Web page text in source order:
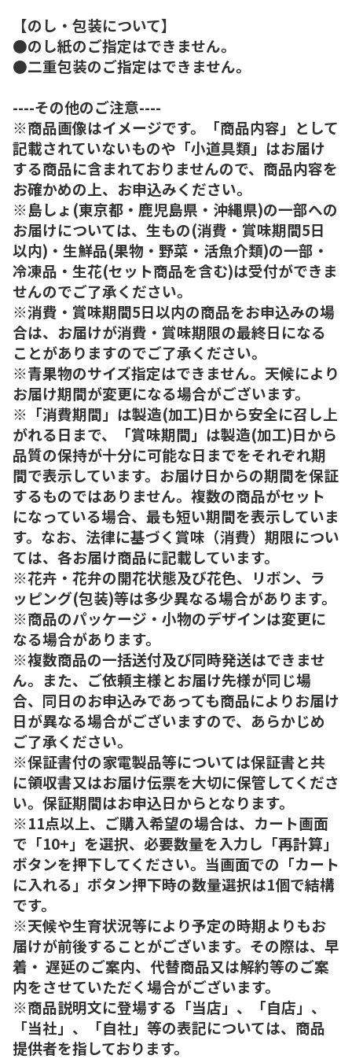
【のし・包装について】
●のし紙のご指定はできません。
●二重包装のご指定はできません。
----その他のご注意----
※商品画像はイメージです。「商品内容」として
記載されていないものや「小道具類」はお届け
する商品に含まれておりませんので、商品内容を
お確かめの上、お申込みください。
※島しょ(東京都・鹿児島県・沖縄県)の一部への
お届けについては、生もの(消費・賞味期間5日
以内)・生鮮品(果物・野菜・活魚介類)の一部・
冷凍品・生花(セット商品を含む)は受付ができま
せんのでご了承ください。
※消費・賞味期間5日以内の商品をお申込みの場
合は、お届けが消費・賞味期限の最終日になる
ことがありますのでご了承ください。
※青果物のサイズ指定はできません。天候により
お届け期間が変更になる場合がございます。
※「消費期間」は製造(加工)日から安全に召し上
がれる日まで、「賞味期間」は製造(加工)日から
品質の保持が十分に可能な日までをそれぞれ期
間で表示しています。お届け日からの期間を保証
するものではありません。複数の商品がセット
になっている場合、最も短い期間を表示していま
す。なお、法律に基づく賞味（消費）期限につい
ては、各お届け商品に記載しています。
※花卉・花弁の開花状態及び花色、リボン、ラ
ッピング(包装)等は多少異なる場合があります。
※商品のパッケージ・小物のデザインは変更に
なる場合があります。
※複数商品の一括送付及び同時発送はできませ
ん。また、ご依頼主様とお届け先様が同じ場
合、同日のお申込みであっても商品によりお届け
日が異なる場合がございますので、あらかじめ
ご了承ください。
※保証書付の家電製品等については保証書と共
に領収書又はお届け伝票を大切に保管してくださ
い。保証期間はお申込日からとなります。
※11点以上、ご購入希望の場合は、カート画面
で「10+」を選択、必要数量を入力し「再計算」
ボタンを押下してください。当画面での「カート
に入れる」ボタン押下時の数量選択は1個で結構
です。
※天候や生育状況等により予定の時期よりもお
届けが前後することがございます。その際は、早
着・ 遅延のご案内、代替商品又は解約等のご案
内をさせていただく場合がございます。
※商品説明文に登場する「当店」、「自店」、
「当社」、「自社」等の表記については、商品
提供者を指しております。